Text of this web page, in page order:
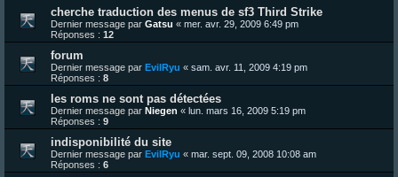
cherche traduction des menus de sf3 Third Strike
Dernier message par Gatsu « mer. avr. 29, 2009 6:49 pm
Réponses : 12
forum
Dernier message par EvilRyu « sam. avr. 11, 2009 4:19 pm
Réponses : 8
les roms ne sont pas détectées
Dernier message par Niegen « lun. mars 16, 2009 5:19 pm
Réponses : 9
indisponibilité du site
Dernier message par EvilRyu « mar. sept. 09, 2008 10:08 am
Réponses : 6